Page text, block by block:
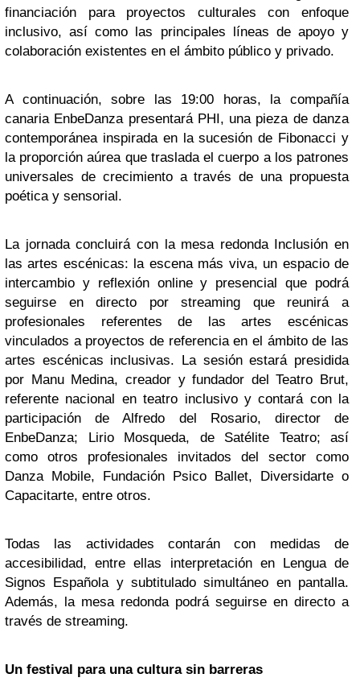
financiación para proyectos culturales con enfoque
inclusivo, así como las principales líneas de apoyo y
colaboración existentes en el ámbito público y privado.
A continuación, sobre las 19:00 horas, la compañía
canaria EnbeDanza presentará PHI, una pieza de danza
contemporánea inspirada en la sucesión de Fibonacci y
la proporción aúrea que traslada el cuerpo a los patrones
universales de crecimiento a través de una propuesta
poética y sensorial.
La jornada concluirá con la mesa redonda Inclusión en
las artes escénicas: la escena más viva, un espacio de
intercambio y reflexión online y presencial que podrá
seguirse en directo por streaming que reunirá a
profesionales referentes de las artes escénicas
vinculados a proyectos de referencia en el ámbito de las
artes escénicas inclusivas. La sesión estará presidida
por Manu Medina, creador y fundador del Teatro Brut,
referente nacional en teatro inclusivo y contará con la
participación de Alfredo del Rosario, director de
EnbeDanza; Lirio Mosqueda, de Satélite Teatro; así
como otros profesionales invitados del sector como
Danza Mobile, Fundación Psico Ballet, Diversidarte o
Capacitarte, entre otros.
Todas las actividades contarán con medidas de
accesibilidad, entre ellas interpretación en Lengua de
Signos Española y subtitulado simultáneo en pantalla.
Además, la mesa redonda podrá seguirse en directo a
través de streaming.
Un festival para una cultura sin barreras